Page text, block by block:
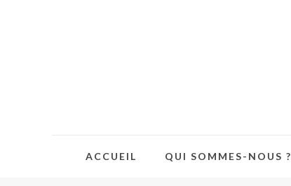
ACCUEIL QUI SOMMES-NOUS ?